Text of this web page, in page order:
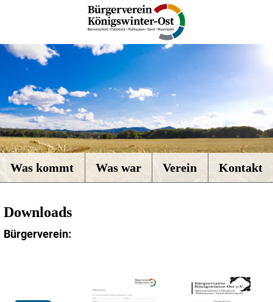
Was kommt Was war Verein Kontakt
Downloads
Bürgerverein: